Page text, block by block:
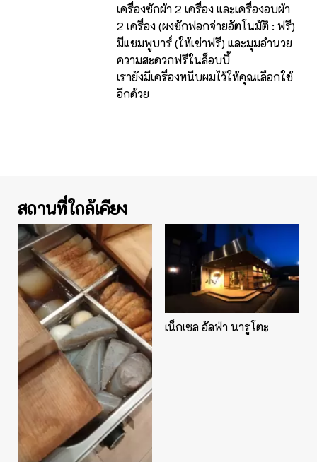
เครื่องซักผ้า 2 เครื่อง และเครื่องอบผ้า
2 เครื่อง (ผงซักฟอกจ่ายอัตโนมัติ : ฟรี)
มีแชมพูบาร์ (ให้เช่าฟรี) และมุมอำนวย
ความสะดวกฟรีในล็อบบี้
เรายังมีเครื่องหนีบผมไว้ให้คุณเลือกใช้
อีกด้วย
สถานที่ใกล้เคียง
เน็กเซล อัลฟ่า นารูโตะ